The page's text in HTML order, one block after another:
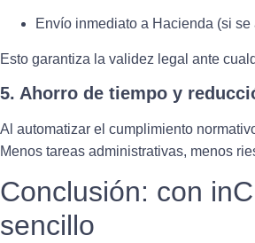
Envío inmediato a Hacienda (si
Esto garantiza la validez legal ante
5. Ahorro de tiempo y
Al automatizar el cumplimiento
Menos tareas administrativas, menos
Conclusión: con
sencillo